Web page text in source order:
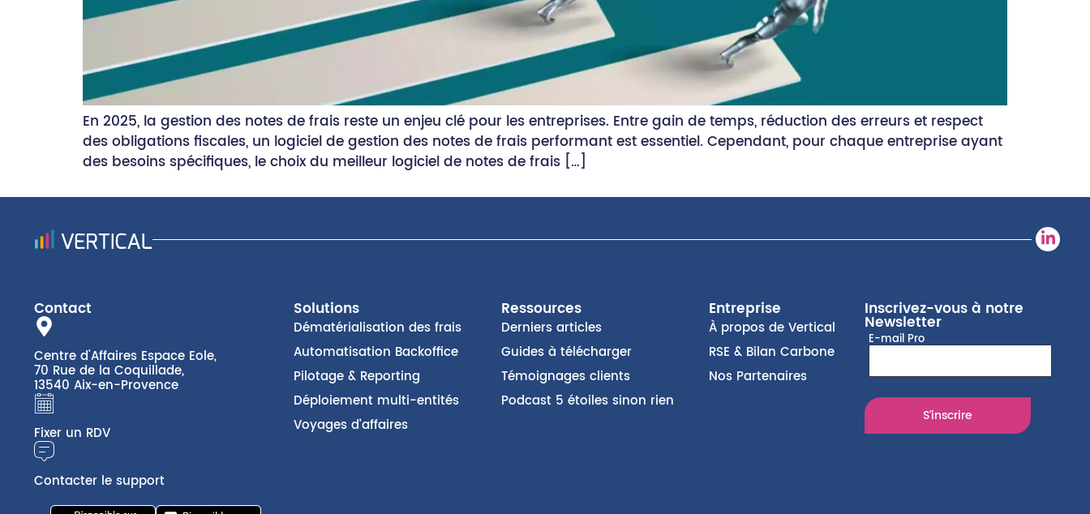
En 2025, la gestion des notes de frais reste un enjeu clé pour les entreprises. Entre gain de temps, réduction des erreurs et respect
des obligations fiscales, un logiciel de gestion des notes de frais performant est essentiel. Cependant, pour chaque entreprise ayant
des besoins spécifiques, le choix du meilleur logiciel de notes de frais […]
Contact
Centre d'Affaires Espace Eole,
70 Rue de la Coquillade,
13540 Aix-en-Provence
Fixer un RDV
Contacter le support
Solutions
Dématérialisation des frais
Automatisation Backoffice
Pilotage & Reporting
Déploiement multi-entités
Voyages d’affaires
Ressources
Derniers articles
Guides à télécharger
Témoignages clients
Podcast 5 étoiles sinon rien
Entreprise
À propos de Vertical
RSE & Bilan Carbone
Nos Partenaires
Inscrivez-vous à notre
Newsletter
E-mail Pro